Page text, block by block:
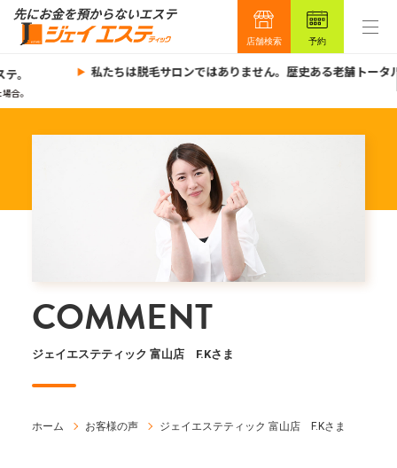
店舗検索 予約
。
合。
私たちは脱毛サロンではありません。歴史ある老舗トータ
COMMENT
ジェイエステティック 富山店 F.Kさま
ホーム お客様の声 ジェイエステティック 富山店 F.Kさま